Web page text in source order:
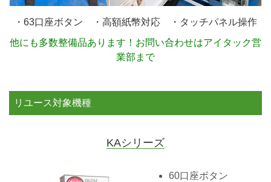
・63口座ボタン ・高額紙幣対応 ・タッチパネル操作
他にも多数整備品あります！お問い合わせはアイタック営
業部まで
リユース対象機種
KAシリーズ
60口座ボタン